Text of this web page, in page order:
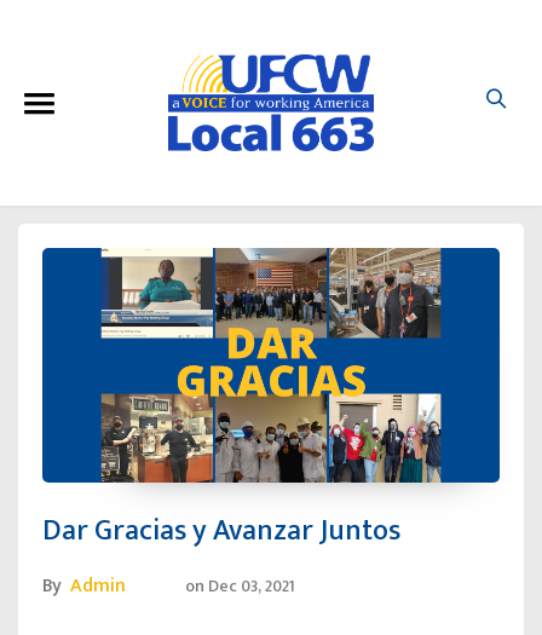
Dar Gracias y Avanzar Juntos
By Admin on Dec 03, 2021